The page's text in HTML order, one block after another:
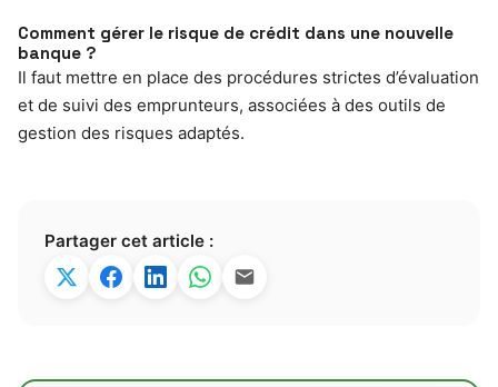
Comment gérer le risque de crédit dans une nouvelle
banque ?
Il faut mettre en place des procédures strictes d’évaluation
et de suivi des emprunteurs, associées à des outils de
gestion des risques adaptés.
Partager cet article :